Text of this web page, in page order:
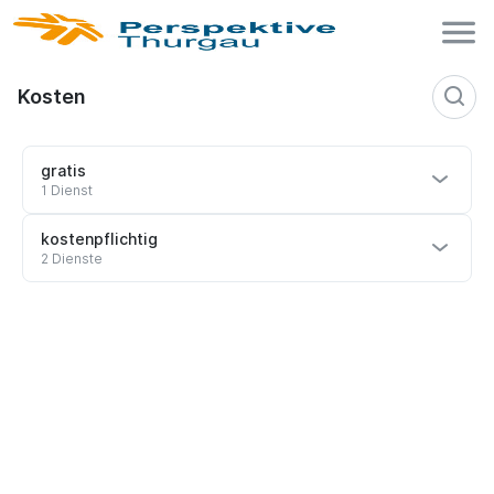
Kosten
gratis
1 Dienst
kostenpflichtig
2 Dienste